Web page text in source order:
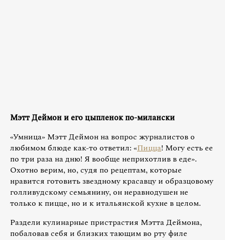
Мэтт Деймон и его цыпленок по-милански
«Умница» Мэтт Деймон на вопрос журналистов о
любимом блюде как-то ответил: «Пицца! Могу есть ее
по три раза на дню! Я вообще неприхотлив в еде».
Охотно верим, но, судя по рецептам, которые
нравится готовить звездному красавцу и образцовому
голливудскому семьянину, он неравнодушен не
только к пицце, но и к итальянской кухне в целом.
Раздели кулинарные пристрастия Мэтта Деймона,
побаловав себя и близких тающим во рту филе